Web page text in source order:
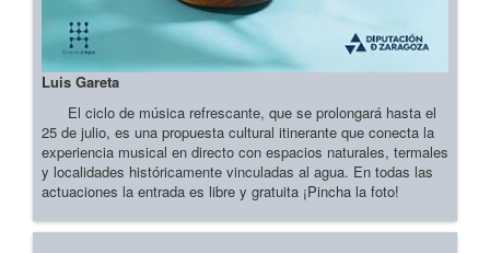
Luis Gareta
El ciclo de música refrescante, que se prolongará hasta el
25 de julio, es una propuesta cultural itinerante que conecta la
experiencia musical en directo con espacios naturales, termales
y localidades históricamente vinculadas al agua. En todas las
actuaciones la entrada es libre y gratuita ¡Pincha la foto!